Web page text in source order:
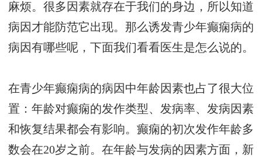
麻烦。很多因素就存在于我们的身边，所以知道
病因才能防范它出现。那么诱发青少年癫痫病的
病因有哪些呢，下面我们看看医生是怎么说的。
在青少年癫痫病的病因中年龄因素也占了很大位
置：年龄对癫痫的发作类型、发病率、发病因素
和恢复结果都会有影响。癫痫的初次发作年龄多
数会在20岁之前。在年龄与发病的因素方面，新